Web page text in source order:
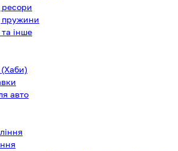
ресори
пружини
інше
(Хаби)
авто